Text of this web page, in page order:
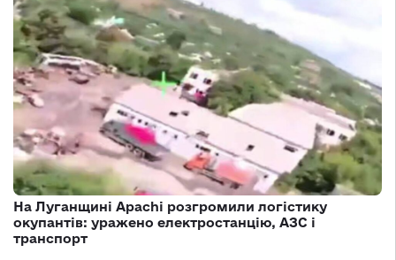
На Луганщині Apachi розгромили логістику
окупантів: уражено електростанцію, АЗС і
транспорт